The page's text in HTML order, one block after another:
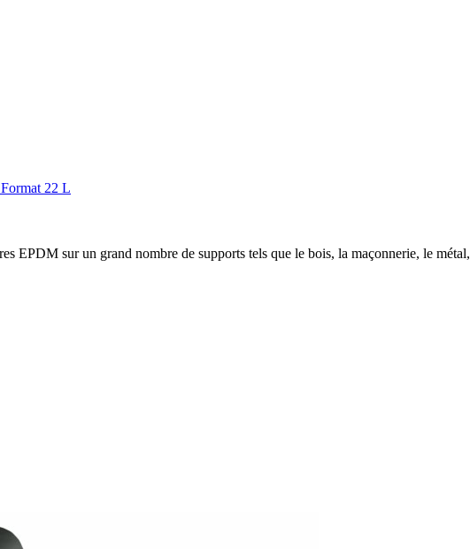
22 L
EPDM sur un grand nombre de supports tels que le bois, la maçonnerie, le